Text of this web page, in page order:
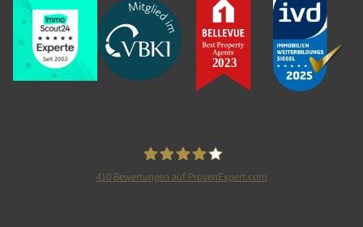
410Bewertungen auf ProvenExpert.com